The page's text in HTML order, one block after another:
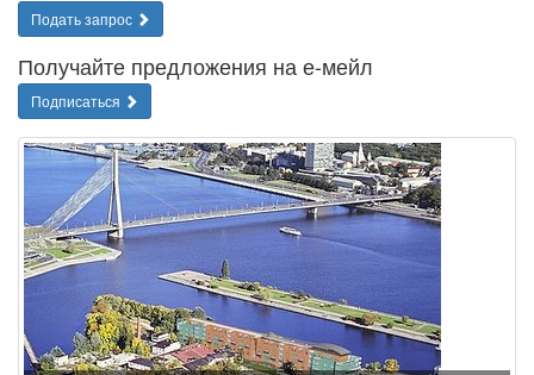
Подать запрос
Получайте предложения на е-мейл
Подписаться